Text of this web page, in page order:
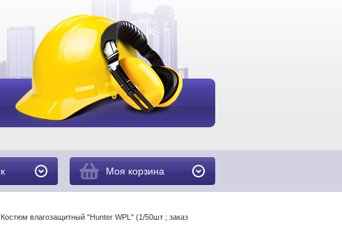
Моя корзина
влагозащитный "Hunter WPL" (1/50шт ; заказ